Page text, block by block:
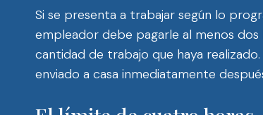
Si se presenta a trabajar según lo
empleador debe pagarle al menos dos
cantidad de trabajo que haya
enviado a casa inmediatamente